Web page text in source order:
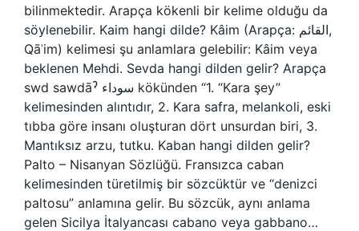
bilinmektedir. Arapça kökenli bir kelime olduğu da
söylenebilir. Kaim hangi dilde? Kâim (Arapça: القائم,
Qāʾim) kelimesi şu anlamlara gelebilir: Kâim veya
beklenen Mehdi. Sevda hangi dilden gelir? Arapça
swd sawdāˀ سوداء kökünden “1. “Kara şey”
kelimesinden alıntıdır, 2. Kara safra, melankoli, eski
tıbba göre insanı oluşturan dört unsurdan biri, 3.
Mantıksız arzu, tutku. Kaban hangi dilden gelir?
Palto – Nisanyan Sözlüğü. Fransızca caban
kelimesinden türetilmiş bir sözcüktür ve “denizci
paltosu” anlamına gelir. Bu sözcük, aynı anlama
gelen Sicilya İtalyancası cabano veya gabbano…